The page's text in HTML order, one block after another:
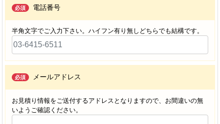
必須 電話番号
半角文字でご入力下さい。ハイフン有り無しどちらでも結構です。
必須 メールアドレス
お見積り情報をご送付するアドレスとなりますので、お間違いの無
いようご確認ください。